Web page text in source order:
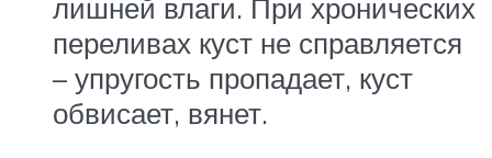
лишней влаги. При хронических
переливах куст не справляется
– упругость пропадает, куст
обвисает, вянет.